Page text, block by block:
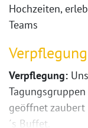
Hochzeiten,
Teams
Verpflegung
Verpflegung:
geöffnet
´s Buffet.